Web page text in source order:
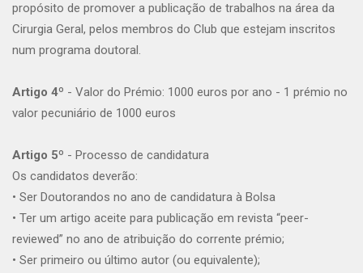
propósito de promover a publicação de trabalhos na área da
Cirurgia Geral, pelos membros do Club que estejam inscritos
num programa doutoral.
Artigo 4º - Valor do Prémio: 1000 euros por ano - 1 prémio no
valor pecuniário de 1000 euros
Artigo 5º - Processo de candidatura
Os candidatos deverão:
• Ser Doutorandos no ano de candidatura à Bolsa
• Ter um artigo aceite para publicação em revista “peer-
reviewed” no ano de atribuição do corrente prémio;
• Ser primeiro ou último autor (ou equivalente);